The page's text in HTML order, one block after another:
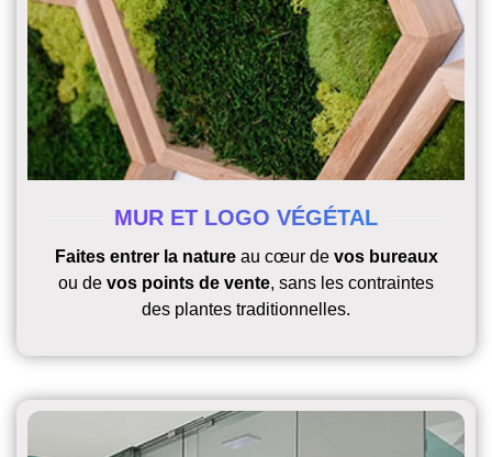
MUR ET LOGO VÉGÉTAL
Faites entrer la natureau cœur de vos bureaux
ou de vos points de vente, sans les contraintes
des plantes traditionnelles.